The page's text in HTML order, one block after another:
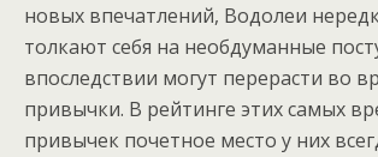
новых впечатлений, Водолеи
толкают себя на необдуманные
впоследствии могут перерасти во
привычки. В рейтинге этих самых
привычек почетное место у них